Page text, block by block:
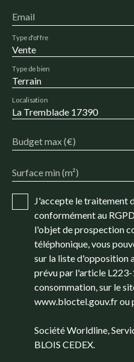
Email
Vente
Type d'offre
Terrain
Type de bien
La Tremblade 17390
Localisation
Budget max (€)
Surface min (m²)
J'accepte le traitement
conformément au
l'objet de prospection
téléphonique, vous
sur la liste d'opposition
prévu par l'article L223-
consommation, sur le
www.bloctel.gouv.fr ou
Société Worldline,
BLOIS CEDEX.